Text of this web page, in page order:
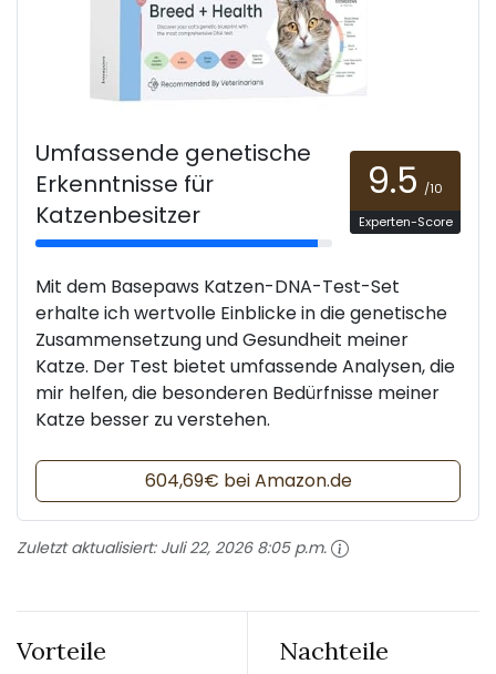
Umfassende genetische
Erkenntnisse für
Katzenbesitzer
9.5 /10
Experten-Score
Mit dem Basepaws Katzen-DNA-Test-Set
erhalte ich wertvolle Einblicke in die genetische
Zusammensetzung und Gesundheit meiner
Katze. Der Test bietet umfassende Analysen, die
mir helfen, die besonderen Bedürfnisse meiner
Katze besser zu verstehen.
604,69€ bei Amazon.de
Zuletzt aktualisiert: Juli 22, 2026 8:05 p.m.
Vorteile Nachteile